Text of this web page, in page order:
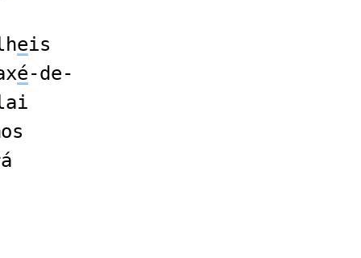
eis
é-de-